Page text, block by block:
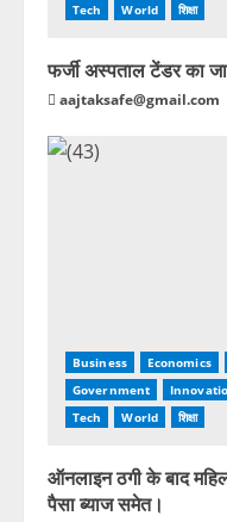
Tech
World शिक्षा
फर्जी अस्पताल टेंडर का
aajtaksafe@gmail.com
Business Economics
Government
Tech
World शिक्षा
ऑनलाइन ठगी के बाद
पैसा ब्याज समेत।